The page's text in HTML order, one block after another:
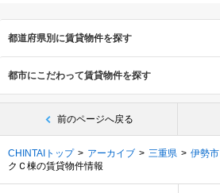
都道府県別に賃貸物件を探す
都市にこだわって賃貸物件を探す
前のページへ戻る
CHINTAIトップ アーカイブ 三重県 伊勢市
クＣ棟の賃貸物件情報